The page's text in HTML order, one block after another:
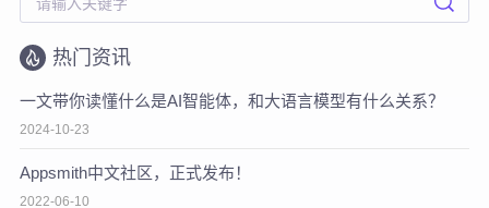
热门资讯
一文带你读懂什么是AI智能体，和大语言模型有什么关系？
2024-10-23
Appsmith中文社区，正式发布！
2022-06-10